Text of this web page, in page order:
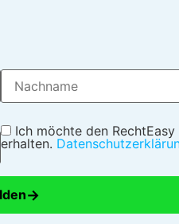
Ich möchte den
erhalten.
→